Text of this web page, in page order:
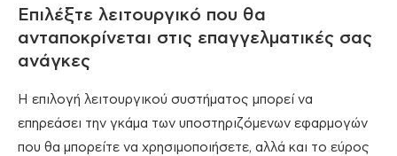
Επιλέξτε λειτουργικό που θα
ανταποκρίνεται στις επαγγελματικές σας
ανάγκες
Η επιλογή λειτουργικού συστήματος μπορεί να
επηρεάσει την γκάμα των υποστηριζόμενων εφαρμογών
που θα μπορείτε να χρησιμοποιήσετε, αλλά και το εύρος